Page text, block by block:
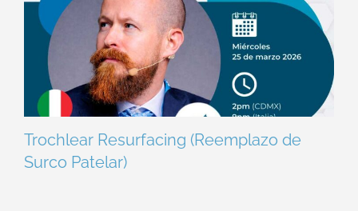
Trochlear Resurfacing (Reemplazo de
Surco Patelar)